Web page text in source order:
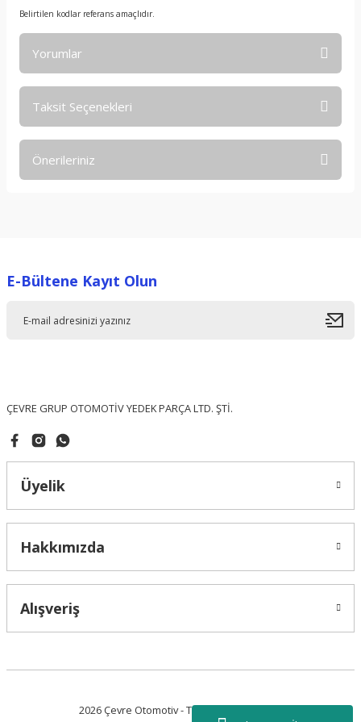
Belirtilen kodlar referans amaçlıdır.
Yorumlar
Taksit Seçenekleri
Önerileriniz
Ürün resmi kalitesiz, bozuk veya görüntülenemiyor.
E-Bültene Kayıt Olun
ÇEVRE GRUP OTOMOTİV YEDEK PARÇA LTD. ŞTİ.
Üyelik
Hakkımızda
Alışveriş
2026 Çevre Otomotiv - Tüm Hakları Saklıdır.